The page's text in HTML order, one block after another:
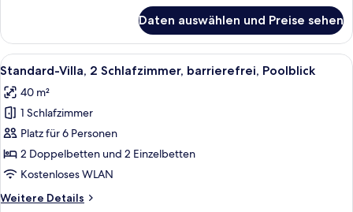
Villa,
2 Schlafzimmer,
2
Gartenblick
Daten auswählen und Preise sehen
Alle
Fotos
für
Standard-
Villa,
2 Schlafzimmer,
barrierefrei,
anzeigen
Ein Hotelzimmer mit zwei Betten,
8
Standard-Villa, 2 Schlafzimmer, barrierefrei, Poolblick
40 m²
1 Schlafzimmer
Platz für 6 Personen
2 Doppelbetten und 2 Einzelbetten
Kostenloses WLAN
Weitere Details
Weitere